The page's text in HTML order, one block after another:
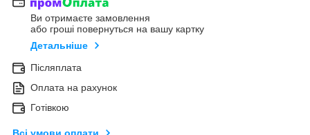
Ви отримаєте замовлення
або гроші повернуться на вашу картку
Детальніше
Післяплата
Оплата на рахунок
Готівкою